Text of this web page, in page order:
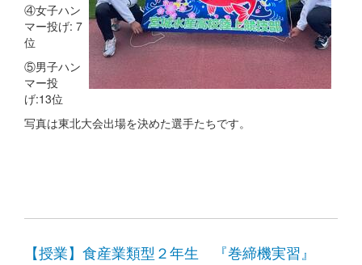
④女子ハン
マー投げ: 7
位
⑤男子ハン
マー投
げ:13位
写真は東北大会出場を決めた選手たちです。
【授業】食産業類型２年生 『巻締機実習』